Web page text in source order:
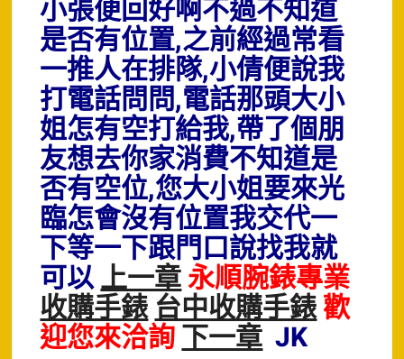
小張便回好啊不過不知道
是否有位置,之前經過常看
一推人在排隊,小倩便說我
打電話問問,電話那頭大小
姐怎有空打給我,帶了個朋
友想去你家消費不知道是
否有空位,您大小姐要來光
臨怎會沒有位置我交代一
下等一下跟門口說找我就
可以上一章永順腕錶專業
收購手錶台中收購手錶歡
迎您來洽詢下一章JK